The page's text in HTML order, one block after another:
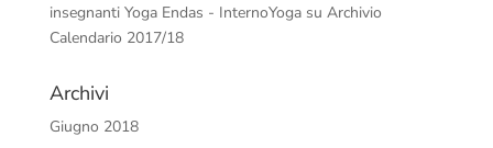
insegnanti Yoga Endas - InternoYogasu Archivio
Calendario 2017/18
Archivi
Giugno 2018